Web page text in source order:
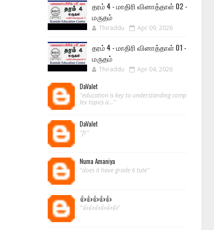
தரம் 4 - மாதிரி வினாத்தாள் 02 -
மருதம்
Thiraddu Apr 09, 2026
தரம் 4 - மாதிரி வினாத்தாள் 01 -
மருதம்
Thiraddu Apr 04, 2026
DaValet
"education is key to understanding comp
lex topics a..."
DaValet
"fr"
Numa Amaniya
"does it have grade 6 tute"
👍👍👍👍👍
"👍👍👍👍👍👍"